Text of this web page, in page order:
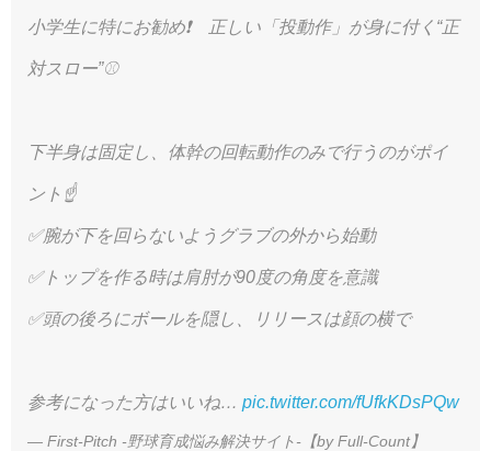
小学生に特にお勧め❗️ 正しい「投動作」が身に付く“正
対スロー”⚾️
下半身は固定し、体幹の回転動作のみで行うのがポイ
ント☝️
✅腕が下を回らないようグラブの外から始動
✅トップを作る時は肩肘が90度の角度を意識
✅頭の後ろにボールを隠し、リリースは顔の横で
参考になった方はいいね… pic.twitter.com/fUfkKDsPQw
— First-Pitch -野球育成悩み解決サイト-【by Full-Count】